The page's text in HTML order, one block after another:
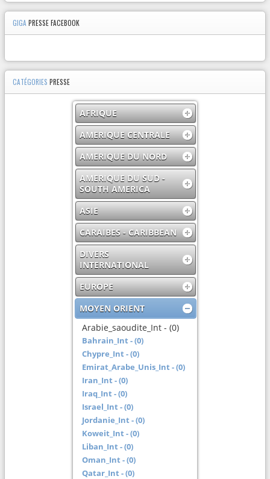
GIGAPRESSE FACEBOOK
CATÉGORIES PRESSE
AFRIQUE
AMERIQUE CENTRALE
AMERIQUE DU NORD
AMERIQUE DU SUD -
SOUTH AMERICA
ASIE
CARAIBES - CARIBBEAN
DIVERS
INTERNATIONAL
EUROPE
MOYEN ORIENT
Arabie_saoudite_Int - (0)
Bahrain_Int - (0)
Chypre_Int - (0)
Emirat_Arabe_Unis_Int - (0)
Iran_Int - (0)
Iraq_Int - (0)
Israel_Int - (0)
Jordanie_Int - (0)
Koweit_Int - (0)
Liban_Int - (0)
Oman_Int - (0)
Qatar_Int - (0)